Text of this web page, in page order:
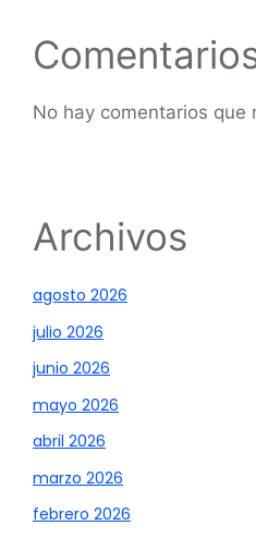
No hay comentarios que
Archivos
agosto 2026
julio 2026
junio 2026
mayo 2026
abril 2026
marzo 2026
febrero 2026